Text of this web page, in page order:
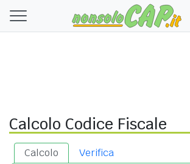
Calcolo Codice Fiscale
Calcolo Verifica